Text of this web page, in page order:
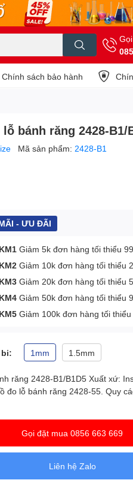
Chính sách bảo hành
bánh răng 2428-B1/
Mã sản phẩm: 2428-B1
- ƯU ĐÃI
KM1 Giảm 5k đơn hàng tối thiểu
KM2 Giảm 10k đơn hàng tối thiểu
KM3 Giảm 20k đơn hàng tối thiểu
KM4 Giảm 50k đơn hàng tối thiểu
KM5 Giảm 100k đơn hàng tối
1mm 1.5mm
răng 2428-B1/B1D5 Xuất xứ:
đo lỗ bánh răng 2428-55. Quy
Gọi đặt mua 0856 663 669
Liên hệ Zalo